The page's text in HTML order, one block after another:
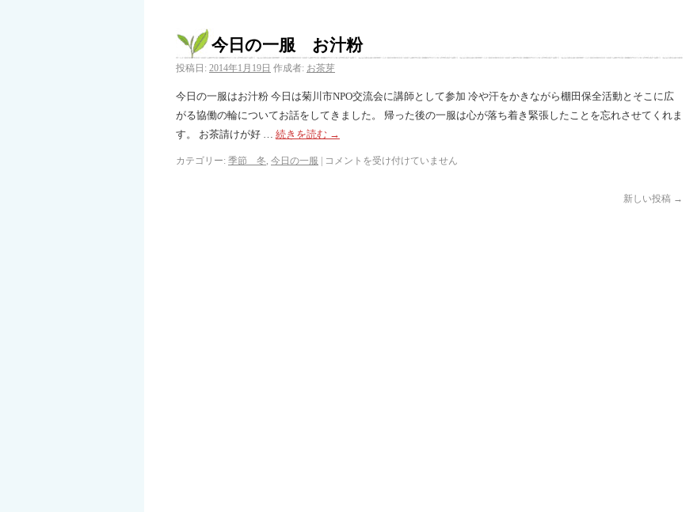
今日の一服 お汁粉
投稿日: 2014年1月19日 作成者: お茶芽
今日の一服はお汁粉 今日は菊川市NPO交流会に講師として参加 冷や汗をかきながら棚田保全活動とそこに広
がる協働の輪についてお話をしてきました。 帰った後の一服は心が落ち着き緊張したことを忘れさせてくれま
す。 お茶請けが好 … 続きを読む →
カテゴリー: 季節 冬, 今日の一服 コメントを受け付けていません
新しい投稿 →